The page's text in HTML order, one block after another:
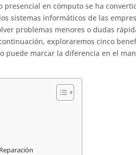
presencial en cómputo se ha
sistemas informáticos de las
problemas menores o dudas
exploraremos cinco
puede marcar la diferencia en el